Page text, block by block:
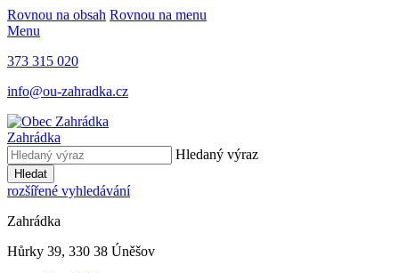
Rovnou na obsah Rovnou na menu
Menu
373 315 020
info@ou-zahradka.cz
Zahrádka
Hledaný výraz
Hledat
rozšířené vyhledávání
Zahrádka
Hůrky 39, 330 38 Úněšov